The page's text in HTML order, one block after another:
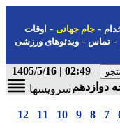
- جام جهانی-اوقات
-ویدئوهای ورزشی
02:49 | 1405/5/16
سرویسها
8
9
10
11
12